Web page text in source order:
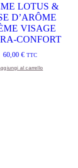
LOTUS &
D’ARÔME
VISAGE
CONFORT
60,00 € TTC
al carrello